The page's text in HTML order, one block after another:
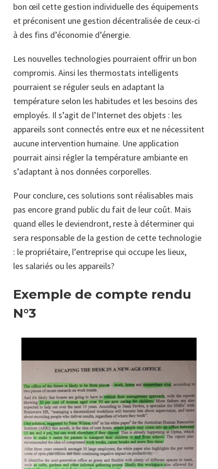
bon œil cette gestion individuelle des équipements
et préconisent une gestion décentralisée de ceux-ci
à des fins d’économie d’énergie.
Les nouvelles technologies pourraient offrir un bon
compromis. Ainsi les thermostats intelligents
pourraient se réguler seuls en adaptant la
température selon les habitudes et les besoins des
employés. Il s’agit de l’Internet des objets : les
appareils sont connectés entre eux et ne nécessitent
aucune intervention humaine. Une application
pourrait ainsi régler la température ambiante en
s’adaptant à nos données corporelles.
Pour conclure, ces solutions sont réalisables mais
pas encore grand public du fait de leur coût. Mais
quand elles le deviendront, reste à déterminer qui
sera responsable de la gestion de cette technologie
: le propriétaire, l’entreprise qui occupe les lieux,
les salariés ou les appareils?
Exemple de compte rendu
N°3